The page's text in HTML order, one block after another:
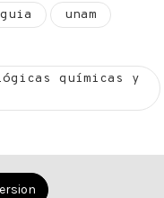
guia unam
químicas y